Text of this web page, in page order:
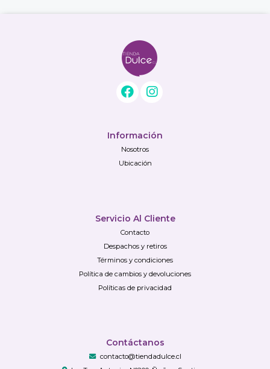
Información
Nosotros
Ubicación
Servicio Al Cliente
Contacto
Despachos y retiros
Términos y condiciones
Política de cambios y devoluciones
Políticas de privacidad
Contáctanos
contacto@tiendadulce.cl